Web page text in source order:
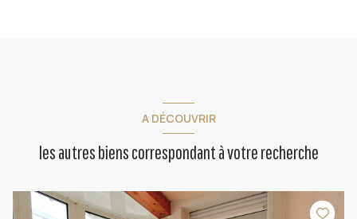
A DÉCOUVRIR
les autres biens correspondant à votre recherche